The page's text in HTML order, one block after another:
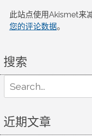
此站点使用Akismet来
您的评论数据。
搜索
for:
近期文章